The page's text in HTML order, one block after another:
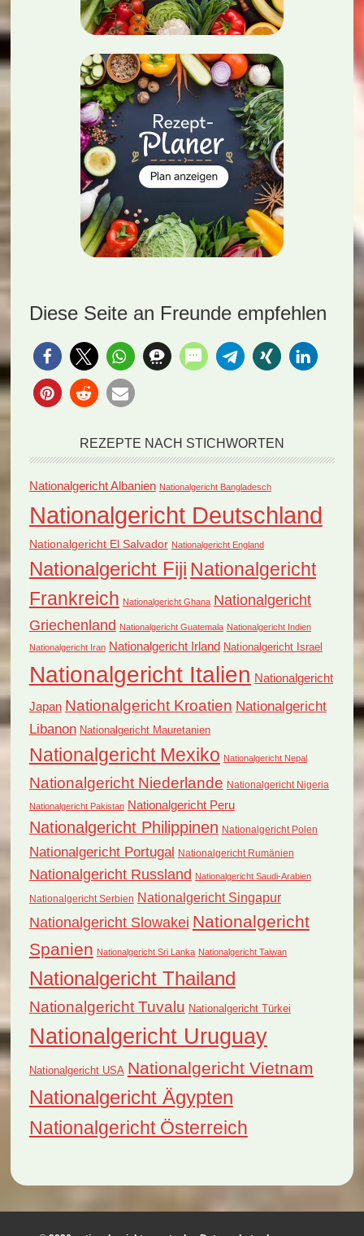
Diese Seite an Freunde empfehlen
REZEPTE NACH STICHWORTEN
Nationalgericht Albanien Nationalgericht Bangladesch
Nationalgericht Deutschland
Nationalgericht El Salvador Nationalgericht England
Nationalgericht Fiji Nationalgericht
Frankreich Nationalgericht Ghana Nationalgericht
Griechenland Nationalgericht Guatemala Nationalgericht Indien
Nationalgericht Iran Nationalgericht Irland Nationalgericht Israel
Nationalgericht Italien Nationalgericht
Japan Nationalgericht Kroatien Nationalgericht
Libanon Nationalgericht Mauretanien
Nationalgericht Mexiko Nationalgericht Nepal
Nationalgericht Niederlande Nationalgericht Nigeria
Nationalgericht Pakistan Nationalgericht Peru
Nationalgericht Philippinen Nationalgericht Polen
Nationalgericht Portugal Nationalgericht Rumänien
Nationalgericht Russland Nationalgericht Saudi-Arabien
Nationalgericht Serbien Nationalgericht Singapur
Nationalgericht Slowakei Nationalgericht
Spanien Nationalgericht Sri Lanka Nationalgericht Taiwan
Nationalgericht Thailand
Nationalgericht Tuvalu Nationalgericht Türkei
Nationalgericht Uruguay
Nationalgericht USA Nationalgericht Vietnam
Nationalgericht Ägypten
Nationalgericht Österreich